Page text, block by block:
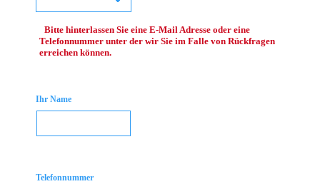
Bitte hinterlassen Sie eine E-Mail Adresse oder eine
Telefonnummer unter der wir Sie im Falle von Rückfragen
erreichen können.
Ihr Name
Telefonnummer